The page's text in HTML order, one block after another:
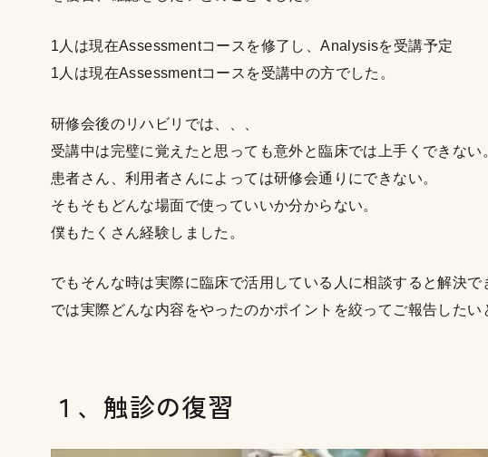
1人は現在Assessmentコースを修了し、Analysisを受講予定
1人は現在Assessmentコースを受講中の方でした。
研修会後のリハビリでは、、、
受講中は完璧に覚えたと思っても意外と臨床では上手くできない
患者さん、利用者さんによっては研修会通りにできない。
そもそもどんな場面で使っていいか分からない。
僕もたくさん経験しました。
でもそんな時は実際に臨床で活用している人に相談すると解決で
では実際どんな内容をやったのかポイントを絞ってご報告したい
１、触診の復習